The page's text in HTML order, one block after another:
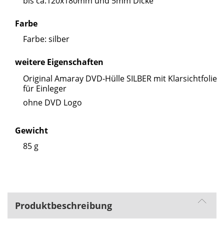
Farbe
Farbe: silber
weitere Eigenschaften
Original Amaray DVD-Hülle SILBER mit Klarsichtfolie
für Einleger
ohne DVD Logo
Gewicht
85 g
Produktbeschreibung